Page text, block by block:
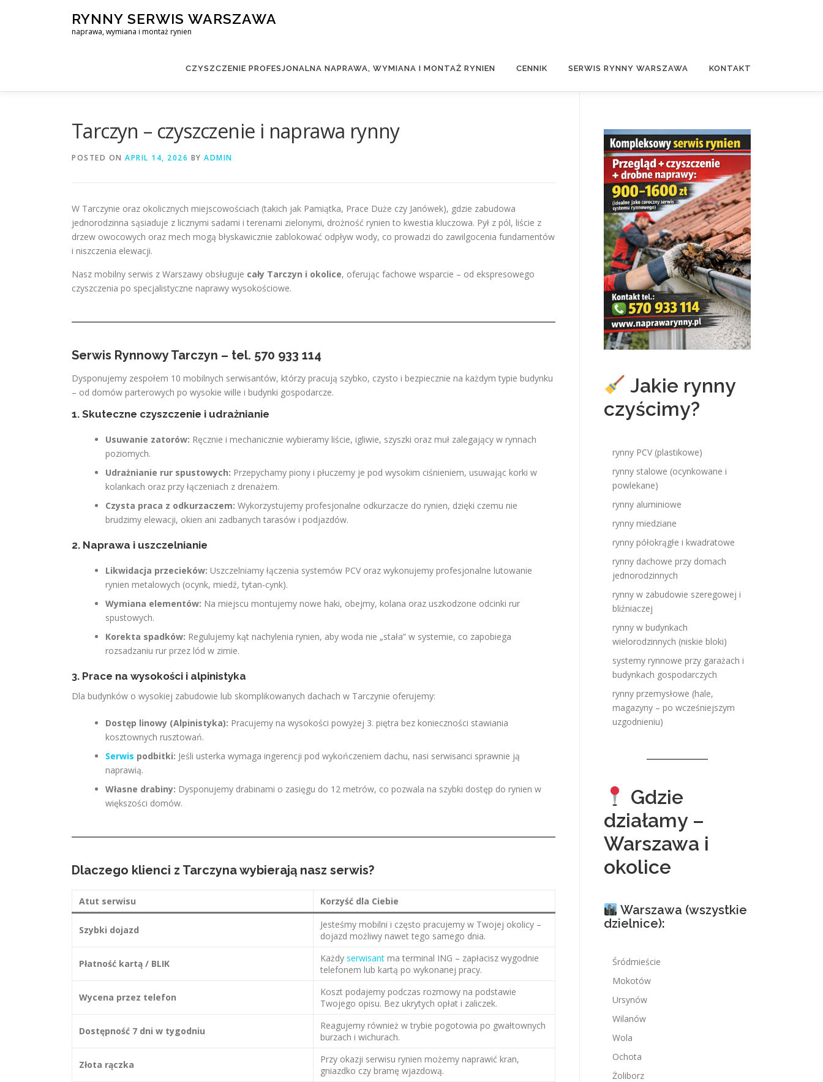
RYNNY SERWIS WARSZAWA
naprawa, wymiana i montaż rynien
CZYSZCZENIE PROFESJONALNA NAPRAWA, WYMIANA I MONTAŻ RYNIEN CENNIK SERWIS RYNNY WARSZAWA KONTAKT
Tarczyn – czyszczenie i naprawa rynny
POSTED ON APRIL 14, 2026 BY ADMIN
W Tarczynie oraz okolicznych miejscowościach (takich jak Pamiątka, Prace Duże czy Janówek), gdzie zabudowa
jednorodzinna sąsiaduje z licznymi sadami i terenami zielonymi, drożność rynien to kwestia kluczowa. Pył z pól, liście z
drzew owocowych oraz mech mogą błyskawicznie zablokować odpływ wody, co prowadzi do zawilgocenia fundamentów
i niszczenia elewacji.
Nasz mobilny serwis z Warszawy obsługuje cały Tarczyn i okolice, oferując fachowe wsparcie – od ekspresowego
czyszczenia po specjalistyczne naprawy wysokościowe.
Serwis Rynnowy Tarczyn – tel. 570 933 114
Dysponujemy zespołem 10 mobilnych serwisantów, którzy pracują szybko, czysto i bezpiecznie na każdym typie budynku
– od domów parterowych po wysokie wille i budynki gospodarcze.
1. Skuteczne czyszczenie i udrażnianie
Usuwanie zatorów: Ręcznie i mechanicznie wybieramy liście, igliwie, szyszki oraz muł zalegający w rynnach
poziomych.
Udrażnianie rur spustowych: Przepychamy piony i płuczemy je pod wysokim ciśnieniem, usuwając korki w
kolankach oraz przy łączeniach z drenażem.
Czysta praca z odkurzaczem: Wykorzystujemy profesjonalne odkurzacze do rynien, dzięki czemu nie
brudzimy elewacji, okien ani zadbanych tarasów i podjazdów.
2. Naprawa i uszczelnianie
Likwidacja przecieków: Uszczelniamy łączenia systemów PCV oraz wykonujemy profesjonalne lutowanie
rynien metalowych (ocynk, miedź, tytan-cynk).
Wymiana elementów: Na miejscu montujemy nowe haki, obejmy, kolana oraz uszkodzone odcinki rur
spustowych.
Korekta spadków: Regulujemy kąt nachylenia rynien, aby woda nie „stała” w systemie, co zapobiega
rozsadzaniu rur przez lód w zimie.
3. Prace na wysokości i alpinistyka
Dla budynków o wysokiej zabudowie lub skomplikowanych dachach w Tarczynie oferujemy:
Dostęp linowy (Alpinistyka): Pracujemy na wysokości powyżej 3. piętra bez konieczności stawiania
kosztownych rusztowań.
Serwis podbitki: Jeśli usterka wymaga ingerencji pod wykończeniem dachu, nasi serwisanci sprawnie ją
naprawią.
Własne drabiny: Dysponujemy drabinami o zasięgu do 12 metrów, co pozwala na szybki dostęp do rynien w
większości domów.
Dlaczego klienci z Tarczyna wybierają nasz serwis?
Atut serwisu Korzyść dla Ciebie
Szybki dojazd
Jesteśmy mobilni i często pracujemy w Twojej okolicy –
dojazd możliwy nawet tego samego dnia.
Płatność kartą / BLIK Każdyserwisant ma terminal ING – zapłacisz wygodnie
telefonem lub kartą po wykonanej pracy.
Wycena przez telefon
Koszt podajemy podczas rozmowy na podstawie
Twojego opisu. Bez ukrytych opłat i zaliczek.
Dostępność 7 dni w tygodniu
Reagujemy również w trybie pogotowia po gwałtownych
burzach i wichurach.
Złota rączka
Przy okazji serwisu rynien możemy naprawić kran,
gniazdko czy bramę wjazdową.
Jakie rynny
czyścimy?
rynny PCV (plastikowe)
rynny stalowe (ocynkowane i
powlekane)
rynny aluminiowe
rynny miedziane
rynny półokrągłe i kwadratowe
rynny dachowe przy domach
jednorodzinnych
rynny w zabudowie szeregowej i
bliźniaczej
rynny w budynkach
wielorodzinnych (niskie bloki)
systemy rynnowe przy garażach i
budynkach gospodarczych
rynny przemysłowe (hale,
magazyny – po wcześniejszym
uzgodnieniu)
Gdzie
działamy –
Warszawa i
okolice
Warszawa (wszystkie
dzielnice):
Śródmieście
Mokotów
Ursynów
Wilanów
Wola
Ochota
Żoliborz